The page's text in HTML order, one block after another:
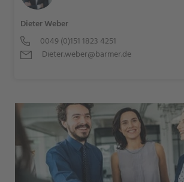
Dieter Weber
0049 (0)151 1823 4251
Dieter.weber@barmer.de